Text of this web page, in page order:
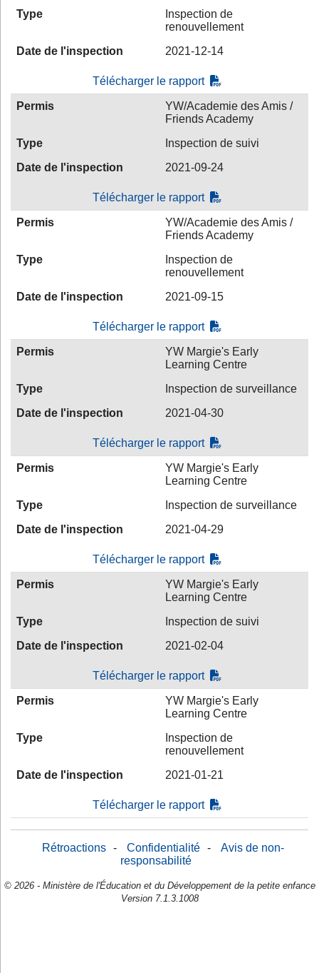
Type
Inspection de
renouvellement
Date de l'inspection
2021-12-14
Télécharger le rapport
Permis
YW/Academie des Amis /
Friends Academy
Type
Inspection de suivi
Date de l'inspection
2021-09-24
Télécharger le rapport
Permis
YW/Academie des Amis /
Friends Academy
Type
Inspection de
renouvellement
Date de l'inspection
2021-09-15
Télécharger le rapport
Permis
YW Margie's Early
Learning Centre
Type
Inspection de surveillance
Date de l'inspection
2021-04-30
Télécharger le rapport
Permis
YW Margie's Early
Learning Centre
Type
Inspection de surveillance
Date de l'inspection
2021-04-29
Télécharger le rapport
Permis
YW Margie's Early
Learning Centre
Type
Inspection de suivi
Date de l'inspection
2021-02-04
Télécharger le rapport
Permis
YW Margie's Early
Learning Centre
Type
Inspection de
renouvellement
Date de l'inspection
2021-01-21
Télécharger le rapport
Rétroactions - Confidentialité -
Avis de non-
responsabilité
© 2026 - Ministère de l'Éducation et du Développement de la petite enfance
Version 7.1.3.1008